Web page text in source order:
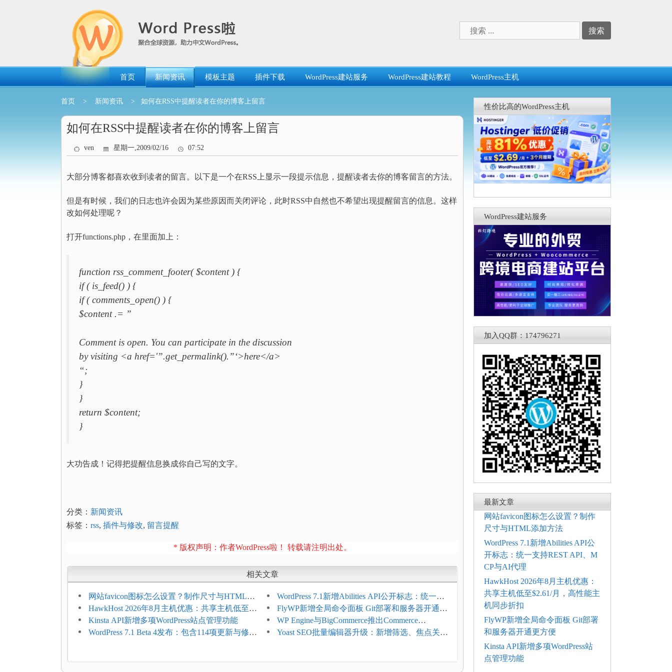
索：
首页 新闻资讯 模板主题 插件下载 WordPress建站服务 WordPress建站教程 WordPress主机
首页 > 新闻资讯 > 如何在RSS中提醒读者在你的博客上留言
如何在RSS中提醒读者在你的博客上留言
ven 星期一,2009/02/16 07:52
大部分博客都喜欢收到读者的留言。以下是一个在RSS上显示一段提示信息，提醒读者去你的博客留言的方法。
但是有时候，我们的日志也许会因为某些原因而关闭评论，此时RSS中自然也不希望出现提醒留言的信息。这样
改如何处理呢？
打开functions.php，在里面加上：
function rss_comment_footer( $content ) {
if ( is_feed() ) {
if ( comments_open() ) {
$content .= ”
Comment is open. You can participate in the discussion
by visiting <a href='”.get_permalink().”‘>here</a>
“;
}
}
return $content;
}
大功告成！记得把提醒信息换成你自己写的文字。
分类： 新闻资讯
标签： rss, 插件与修改, 留言提醒
* 版权声明：作者WordPress啦！ 转载请注明出处。
相关文章
网站favicon图标怎么设置？制作尺寸与HTML添
加方法
WordPress 7.1新增Abilities API公开标志：统一支
持REST API、MCP与AI代理
HawkHost 2026年8月主机优惠：共享主机低至
$2.61/月，高性能主机同步折扣
FlyWP新增全局命令面板 Git部署和服务器开通更
方便
Kinsta API新增多项WordPress站点管理功能
WP Engine与BigCommerce推出Commerce
Connect：WordPress商店可保留前台体验并扩展电
WordPress 7.1 Beta 4发布：包含114项更新与修
Yoast SEO批量编辑器升级：新增筛选、焦点关键
性价比高的WordPress主机
WordPress建站服务
加入QQ群：174796271
最新文章
网站favicon图标怎么设置？制作
尺寸与HTML添加方法
WordPress 7.1新增Abilities API公
开标志：统一支持REST API、M
CP与AI代理
HawkHost 2026年8月主机优惠：
共享主机低至$2.61/月，高性能主
机同步折扣
FlyWP新增全局命令面板 Git部署
和服务器开通更方便
Kinsta API新增多项WordPress站
点管理功能